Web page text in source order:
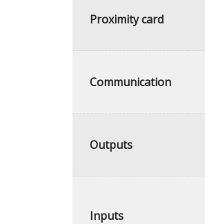
Proximity card
Communication
Outputs
Inputs